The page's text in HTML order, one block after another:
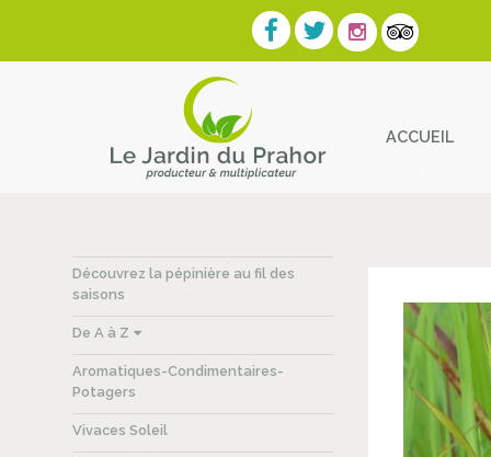
ACCUEIL
Découvrez la pépinière au fil des
saisons
De A à Z
Aromatiques-Condimentaires-
Potagers
Vivaces Soleil